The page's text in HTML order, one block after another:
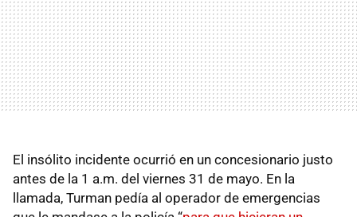
El insólito incidente ocurrió en un concesionario justo
antes de la 1 a.m. del viernes 31 de mayo. En la
llamada, Turman pedía al operador de emergencias